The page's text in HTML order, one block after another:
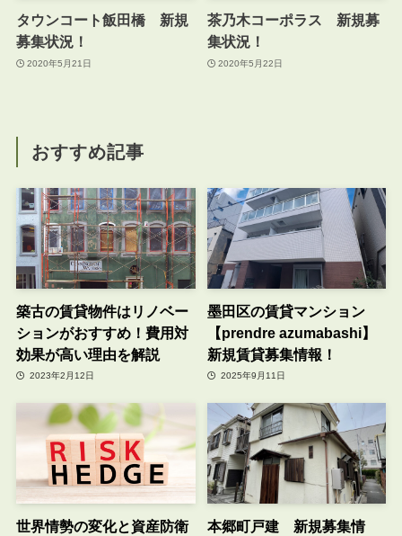
タウンコート飯田橋 新規
募集状況！
2020年5月21日
茶乃木コーポラス 新規募
集状況！
2020年5月22日
おすすめ記事
築古の賃貸物件はリノベー
ションがおすすめ！費用対
効果が高い理由を解説
2023年2月12日
墨田区の賃貸マンション
【prendre azumabashi】
新規賃貸募集情報！
2025年9月11日
世界情勢の変化と資産防衛
本郷町戸建 新規募集情